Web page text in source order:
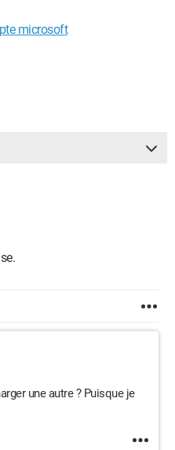
microsoft
une autre ? Puisque je